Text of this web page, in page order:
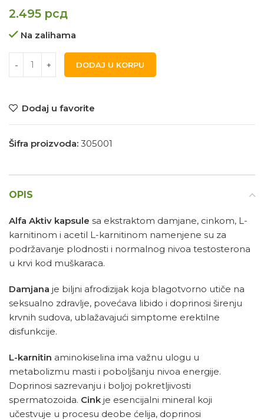
2.495 рсд
Na zalihama
DODAJ U KORPU
Dodaj u favorite
Šifra proizvoda: 305001
OPIS
Alfa Aktiv kapsule sa ekstraktom damjane, cinkom, L-
karnitinom i acetil L-karnitinom namenjene su za
podržavanje plodnosti i normalnog nivoa testosterona
u krvi kod muškaraca.
Damjana je biljni afrodizijak koja blagotvorno utiče na
seksualno zdravlje, povećava libido i doprinosi širenju
krvnih sudova, ublažavajući simptome erektilne
disfunkcije.
L-karnitin aminokiselina ima važnu ulogu u
metabolizmu masti i poboljšanju nivoa energije.
Doprinosi sazrevanju i boljoj pokretljivosti
spermatozoida. Cink je esencijalni mineral koji
učestvuje u procesu deobe ćelija, doprinosi